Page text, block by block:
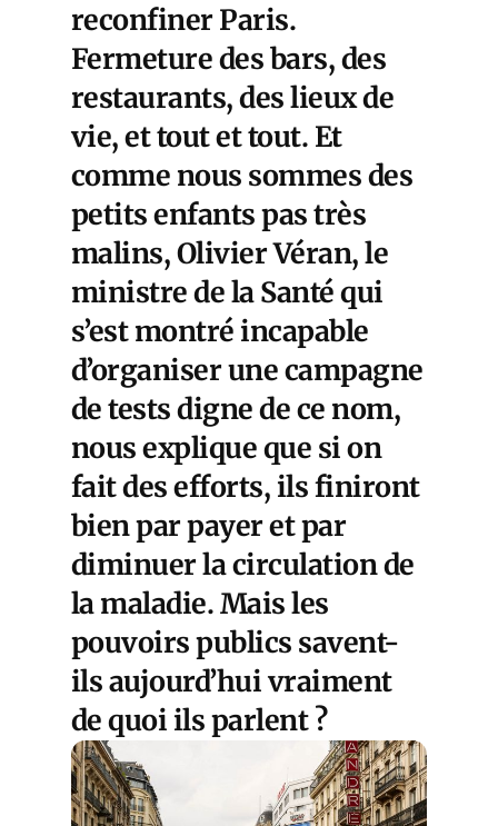
reconfiner Paris.
Fermeture des bars, des
restaurants, des lieux de
vie, et tout et tout. Et
comme nous sommes des
petits enfants pas très
malins, Olivier Véran, le
ministre de la Santé qui
s’est montré incapable
d’organiser une campagne
de tests digne de ce nom,
nous explique que si on
fait des efforts, ils finiront
bien par payer et par
diminuer la circulation de
la maladie. Mais les
pouvoirs publics savent-
ils aujourd’hui vraiment
de quoi ils parlent ?